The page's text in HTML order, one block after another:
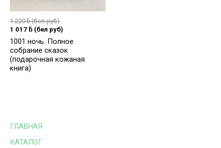
ГЛАВНАЯ
КАТАЛОГ
1 220ƃ(бел руб)
1 017 ƃ (бел руб)
1001 ночь. Полное
собрание сказок
(подарочная кожаная
книга)